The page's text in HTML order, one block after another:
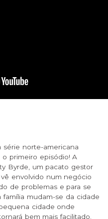
série norte-americana
primeiro episódio! A
Byrde, um pacato gestor
envolvido num negócio
de problemas e para se
família mudam-se da cidade
cidade onde
bem mais facilitado.